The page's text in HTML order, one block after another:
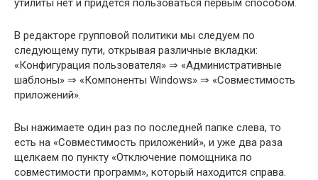
утилиты нет и придется пользоваться первым способом.
В редакторе групповой политики мы следуем по
следующему пути, открывая различные вкладки:
«Конфигурация пользователя» ⇒ «Административные
шаблоны» ⇒ «Компоненты Windows» ⇒ «Совместимость
приложений».
Вы нажимаете один раз по последней папке слева, то
есть на «Совместимость приложений», и уже два раза
щелкаем по пункту «Отключение помощника по
совместимости программ», который находится справа.